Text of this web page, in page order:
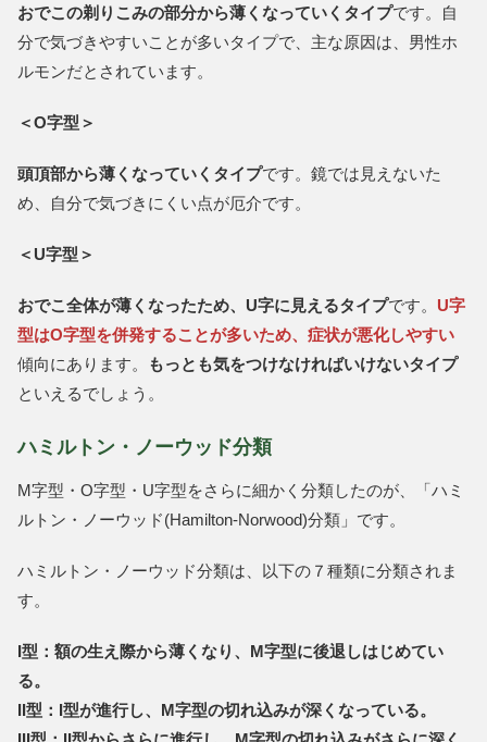
おでこの剃りこみの部分から薄くなっていくタイプです。自
分で気づきやすいことが多いタイプで、主な原因は、男性ホ
ルモンだとされています。
＜O字型＞
頭頂部から薄くなっていくタイプです。鏡では見えないた
め、自分で気づきにくい点が厄介です。
＜U字型＞
おでこ全体が薄くなったため、U字に見えるタイプです。 U字
型はO字型を併発することが多いため、症状が悪化しやすい
傾向にあります。
もっとも気をつけなければいけないタイプ
といえるでしょう。
ハミルトン・ノーウッド分類
M字型・O字型・U字型をさらに細かく分類したのが、「ハミ
ルトン・ノーウッド(Hamilton-Norwood)分類」です。
ハミルトン・ノーウッド分類は、以下の７種類に分類されま
す。
I型：額の生え際から薄くなり、M字型に後退しはじめてい
る。
II型：I型が進行し、M字型の切れ込みが深くなっている。